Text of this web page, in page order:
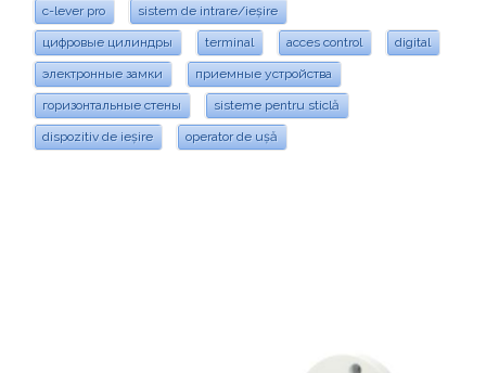
c-lever pro sistem de intrare/ieșire
цифровые цилиндры terminal acces control digital
электронные замки приемные устройства
горизонтальные стены sisteme pentru sticlă
dispozitiv de ieșire operator de ușă